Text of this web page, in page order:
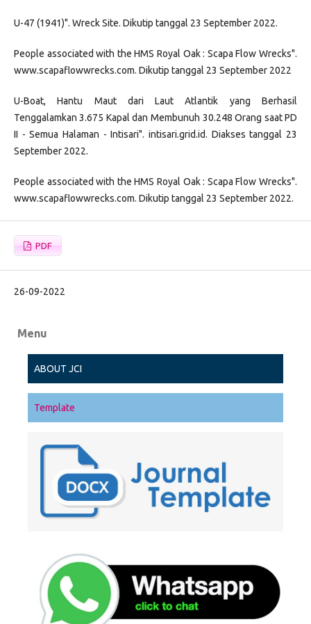
U-47 (1941)". Wreck Site. Dikutip tanggal 23 September 2022.
People associated with the HMS Royal Oak : Scapa Flow Wrecks".
www.scapaflowwrecks.com. Dikutip tanggal 23 September 2022
U-Boat, Hantu Maut dari Laut Atlantik yang Berhasil
Tenggalamkan 3.675 Kapal dan Membunuh 30.248 Orang saat PD
II - Semua Halaman - Intisari". intisari.grid.id. Diakses tanggal 23
September 2022.
People associated with the HMS Royal Oak : Scapa Flow Wrecks".
www.scapaflowwrecks.com. Dikutip tanggal 23 September 2022.
PDF
26-09-2022
Menu
ABOUT JCI
Template